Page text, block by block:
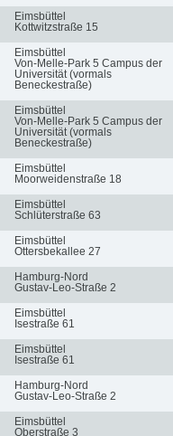
Eimsbüttel
Kottwitzstraße 15
Eimsbüttel
Von-Melle-Park 5 Campus der
Universität (vormals
Beneckestraße)
Eimsbüttel
Von-Melle-Park 5 Campus der
Universität (vormals
Beneckestraße)
Eimsbüttel
Moorweidenstraße 18
Eimsbüttel
Schlüterstraße 63
Eimsbüttel
Ottersbekallee 27
Hamburg-Nord
Gustav-Leo-Straße 2
Eimsbüttel
Isestraße 61
Eimsbüttel
Isestraße 61
Hamburg-Nord
Gustav-Leo-Straße 2
Eimsbüttel
Oberstraße 3